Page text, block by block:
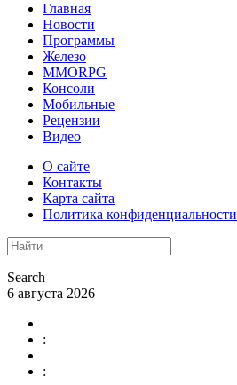
Главная
Новости
Программы
Железо
MMORPG
Консоли
Мобильные
Рецензии
Видео
О сайте
Контакты
Карта сайта
Политика конфиденциальности
Search
6 августа 2026
:
: